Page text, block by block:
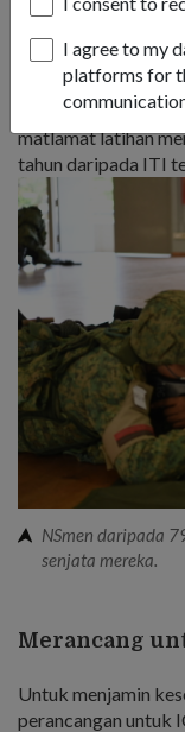
I agree to my
platforms for
bahawa walaupun
latihan tidak terjejas.
Masa yang diambil
mungkin lebih
matlamat latihan
tahun daripada ITI
NSmen daripada
senjata mereka.
Merancang
Untuk menjamin
perancangan untuk